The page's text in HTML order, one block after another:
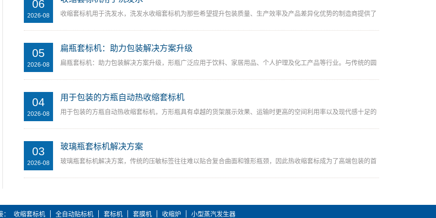
06
2026-08 收缩套标机用于洗发水，洗发水收缩套标机为那些希望提升包装质量、生产效率及产品差异化优势的制造商提供了
05
2026-08
扁瓶套标机：助力包装解决方案升级
扁瓶套标机：助力包装解决方案升级，形瓶广泛应用于饮料、家居用品、个人护理及化工产品等行业。与传统的圆
04
2026-08
用于包装的方瓶自动热收缩套标机
用于包装的方瓶自动热收缩套标机，方形瓶具有卓越的货架展示效果、运输时更高的空间利用率以及现代感十足的
03
2026-08
玻璃瓶套标机解决方案
玻璃瓶套标机解决方案，传统的压敏标签往往难以贴合复合曲面和锥形瓶颈，因此热收缩套标成为了高端包装的首
收缩套标机 全自动贴标机 套标机 套膜机 收缩炉 小型蒸汽发生器